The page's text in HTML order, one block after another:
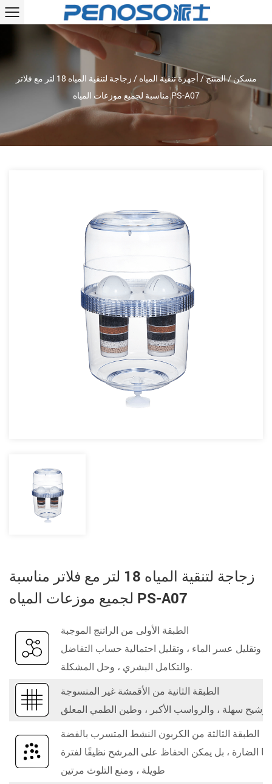
مسكن/المنتج/ أجهزة تنقية المياه /
زجاجة لتنقية المياه 18 لتر مع فلاتر
مناسبة لجميع موزعات المياه PS-A07
زجاجة لتنقية المياه 18 لتر مع فلاتر مناسبة
لجميع موزعات المياه PS-A07
الطبقة الأولى من الراتنج الموجبة
، وتقليل عسر الماء ، وتقليل احتمالية حساب التفاضل
والتكامل البشري ، وحل المشكلة.
الطبقة الثانية من الأقمشة غير المنسوجة
سهلة ، والرواسب الأكبر ، وطين الطمي المعلق
الطبقة الثالثة من الكربون النشط المتسرب بالفضة
الضارة ، بل يمكن الحفاظ على المرشح نظيفًا لفترة
طويلة ، ومنع التلوث مرتين